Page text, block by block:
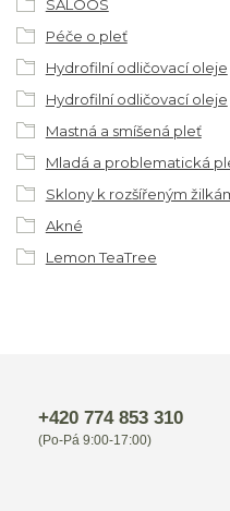
SALOOS
Péče o pleť
Hydrofilní odličovací oleje
Hydrofilní odličovací oleje
Mastná a smíšená pleť
Mladá a problematická
Sklony k rozšířeným
Akné
Lemon TeaTree
+420 774 853 310
(Po-Pá 9:00-17:00)